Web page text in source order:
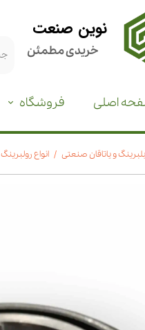
نوین صنعت
خریدی مطمئن
اصلی فروشگاه
و یاتاقان صنعتی انواع رولبرینگ